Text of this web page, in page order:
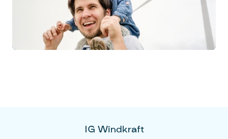
IG Windkraft